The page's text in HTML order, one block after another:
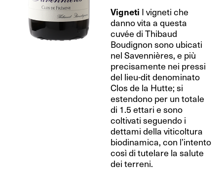
Vigneti I vigneti che
danno vita a questa
cuvée di Thibaud
Boudignon sono ubicati
nel Savennières, e più
precisamente nei pressi
del lieu-dit denominato
Clos de la Hutte; si
estendono per un totale
di 1.5 ettari e sono
coltivati seguendo i
dettami della viticoltura
biodinamica, con l’intento
così di tutelare la salute
dei terreni.